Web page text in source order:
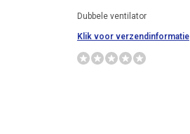
Dubbele ventilator
Klik voor verzendinformatie